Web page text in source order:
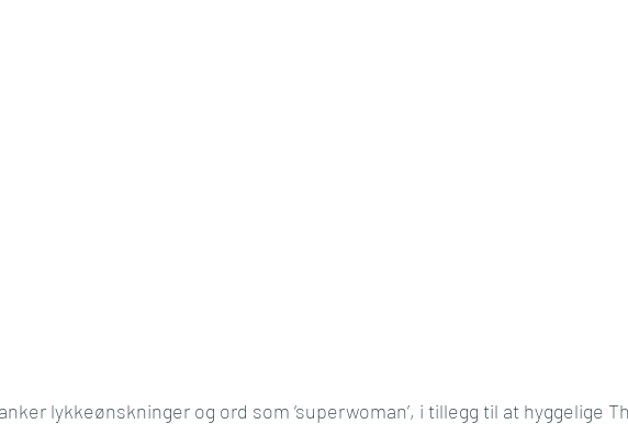
lykkeønskninger og ord som ‘superwoman’, i tillegg til at hyggelige